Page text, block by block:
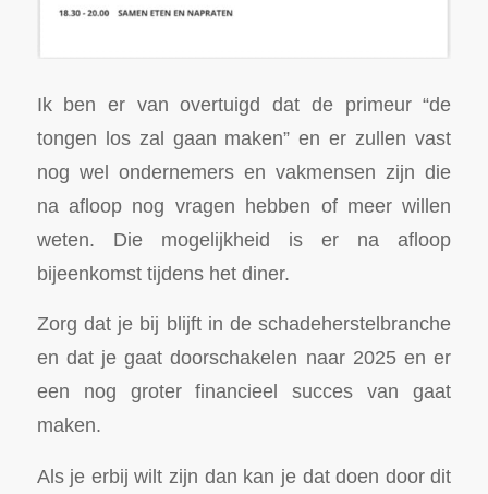
Ik ben er van overtuigd dat de primeur “de
tongen los zal gaan maken” en er zullen vast
nog wel ondernemers en vakmensen zijn die
na afloop nog vragen hebben of meer willen
weten. Die mogelijkheid is er na afloop
bijeenkomst tijdens het diner.
Zorg dat je bij blijft in de schadeherstelbranche
en dat je gaat doorschakelen naar 2025 en er
een nog groter financieel succes van gaat
maken.
Als je erbij wilt zijn dan kan je dat doen door dit